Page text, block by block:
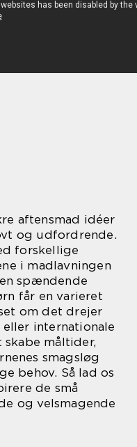
aftensmad idéer
og udfordrende.
forskellige
i madlavningen
spændende
får en varieret
om det drejer
internationale
måltider,
smagsløg
behov. Så lad os
de små
og velsmagende